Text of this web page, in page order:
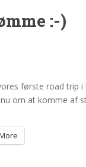
:-)
første road trip
om at komme af